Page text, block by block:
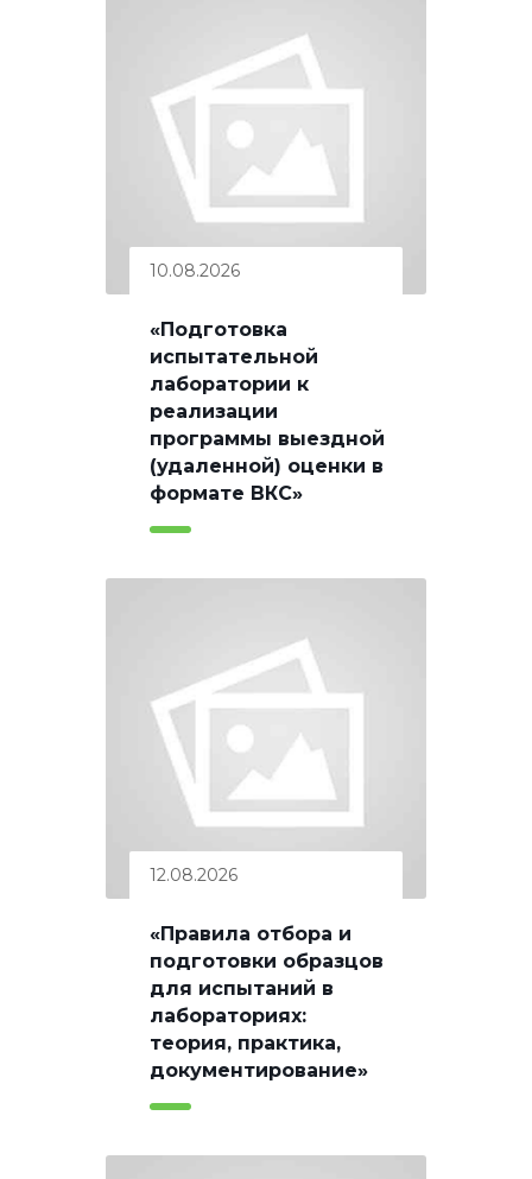
10.08.2026
«Подготовка
испытательной
лаборатории к
реализации
программы выездной
(удаленной) оценки в
формате ВКС»
12.08.2026
«Правила отбора и
подготовки образцов
для испытаний в
лабораториях:
теория, практика,
документирование»